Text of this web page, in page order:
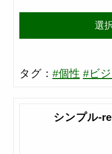
選
タグ： #個性 #ビ
シンプル-